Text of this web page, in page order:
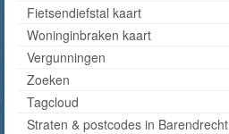
Fietsendiefstal kaart
Woninginbraken kaart
Vergunningen
Zoeken
Tagcloud
Straten & postcodes in Barendrecht